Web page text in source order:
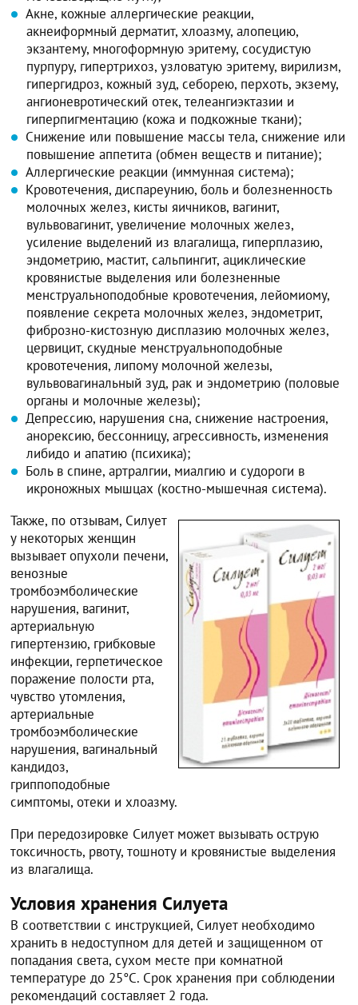
Акне, кожные аллергические реакции,
акнеиформный дерматит, хлоазму, алопецию,
экзантему, многоформную эритему, сосудистую
пурпуру, гипертрихоз, узловатую эритему, вирилизм,
гипергидроз, кожный зуд, себорею, перхоть, экзему,
ангионевротический отек, телеангиэктазии и
гиперпигментацию (кожа и подкожные ткани);
Снижение или повышение массы тела, снижение или
повышение аппетита (обмен веществ и питание);
Аллергические реакции (иммунная система);
Кровотечения, диспареунию, боль и болезненность
молочных желез, кисты яичников, вагинит,
вульвовагинит, увеличение молочных желез,
усиление выделений из влагалища, гиперплазию,
эндометрию, мастит, сальпингит, ациклические
кровянистые выделения или болезненные
менструальноподобные кровотечения, лейомиому,
появление секрета молочных желез, эндометрит,
фиброзно-кистозную дисплазию молочных желез,
цервицит, скудные менструальноподобные
кровотечения, липому молочной железы,
вульвовагинальный зуд, рак и эндометрию (половые
органы и молочные железы);
Депрессию, нарушения сна, снижение настроения,
анорексию, бессонницу, агрессивность, изменения
либидо и апатию (психика);
Боль в спине, артралгии, миалгию и судороги в
икроножных мышцах (костно-мышечная система).
Также, по отзывам, Силует
у некоторых женщин
вызывает опухоли печени,
венозные
тромбоэмболические
нарушения, вагинит,
артериальную
гипертензию, грибковые
инфекции, герпетическое
поражение полости рта,
чувство утомления,
артериальные
тромбоэмболические
нарушения, вагинальный
кандидоз,
гриппоподобные
симптомы, отеки и хлоазму.
При передозировке Силует может вызывать острую
токсичность, рвоту, тошноту и кровянистые выделения
из влагалища.
Условия хранения Силуета
В соответствии с инструкцией, Силует необходимо
хранить в недоступном для детей и защищенном от
попадания света, сухом месте при комнатной
температуре до 25°C. Срок хранения при соблюдении
рекомендаций составляет 2 года.